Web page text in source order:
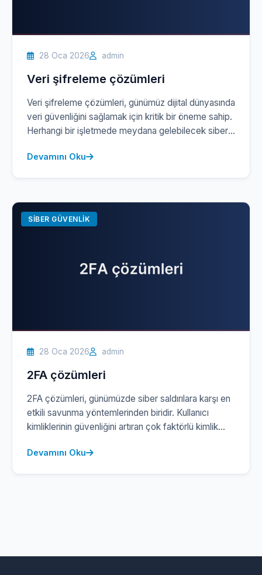
28 Oca 2026 admin
Veri şifreleme çözümleri
Veri şifreleme çözümleri, günümüz dijital dünyasında
veri güvenliğini sağlamak için kritik bir öneme sahip.
Herhangi bir işletmede meydana gelebilecek siber
zamanda itibar kaybına ve yasal uyumsuzluk
sağlamak için etkili çözümler geliştirmek hayati bir
önem taşır. Siber […]
Devamını Oku
SIBER GÜVENLIK
28 Oca 2026 admin
2FA çözümleri
2FA çözümleri, günümüzde siber saldırılara karşı en
etkili savunma yöntemlerinden biridir. Kullanıcı
kimliklerinin güvenliğini artıran çok faktörlü kimlik
stratejisinin vazgeçilmez bir parçası haline
Devamını Oku